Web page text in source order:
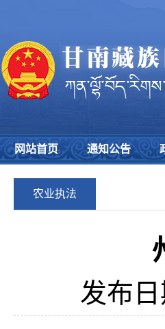
网站首页 通知公告
农业执法
发布